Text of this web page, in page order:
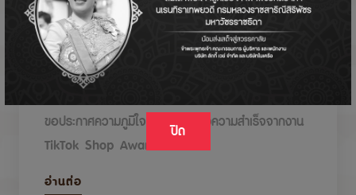
ปิด
DODOLOVE รับรางวัลในงาน TikTok Shop
Awards 2026
ขอประกาศความภูมิใจกับรางวัลแห่งความสำเร็จจากงาน
TikTok Shop Awards 2026
อ่านต่อ